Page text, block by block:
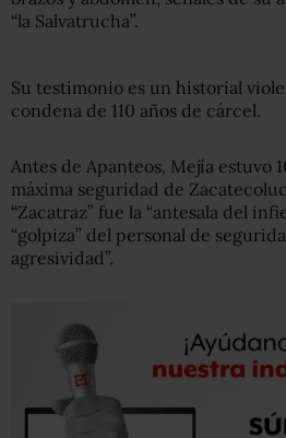
“la Salvatrucha”.
Su testimonio es un historial
condena de 110 años de cárcel.
Antes de Apanteos, Mejía estuvo
máxima seguridad de
“Zacatraz” fue la “antesala del
“golpiza” del personal de
agresividad”.